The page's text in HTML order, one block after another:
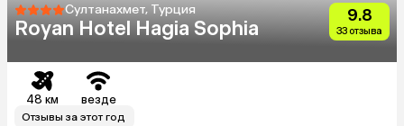
Султанахмет, Турция
Royan Hotel Hagia Sophia
9.8
33 отзыва
48 км везде
Отзывы за этот год